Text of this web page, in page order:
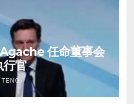
任命董事会
行官
TENG